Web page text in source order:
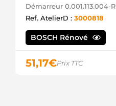
Démarreur 0.001.113.004-R
Ref. AtelierD : 3000818
BOSCH Rénové
51,17€Prix TTC